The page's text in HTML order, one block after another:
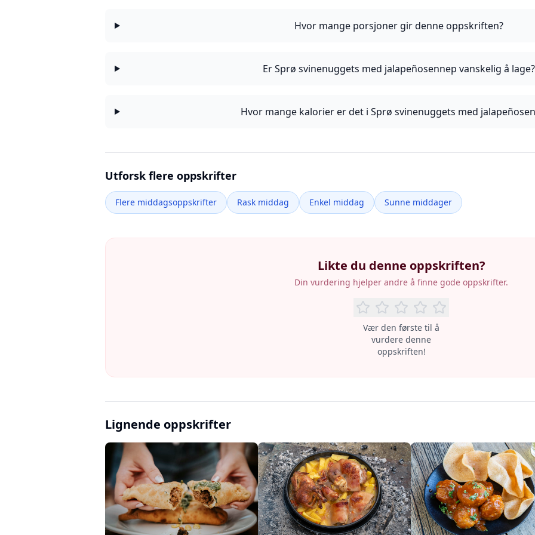
Hvor mange porsjoner gir denne oppskriften?
Er Sprø svinenuggets med jalapeñosennep vanskelig å lage?
Hvor mange kalorier er det i Sprø svinenuggets med
Utforsk flere oppskrifter
Flere middagsoppskrifter Rask middag Enkel middag Sunne middager
Likte du denne oppskriften?
Din vurdering hjelper andre å finne gode oppskrifter.
Vær den første til å
vurdere denne
oppskriften!
Lignende oppskrifter